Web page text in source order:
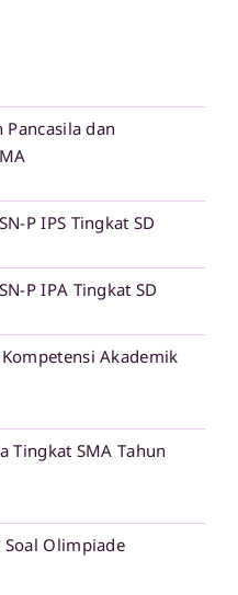
Pancasila dan
P IPS Tingkat SD
P IPA Tingkat SD
Akademik
Tingkat SMA Tahun
Soal Olimpiade